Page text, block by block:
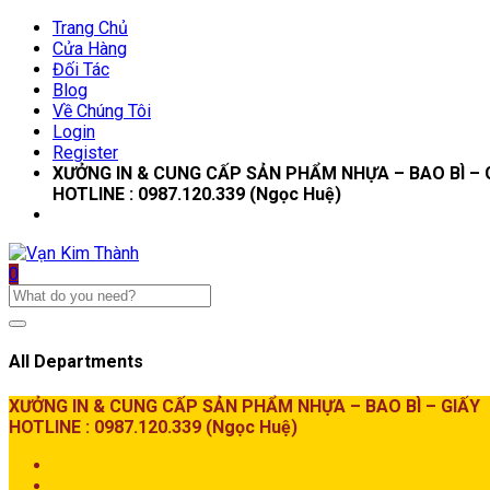
Trang Chủ
Cửa Hàng
Đối Tác
Blog
Về Chúng Tôi
Login
Register
XƯỞNG IN & CUNG CẤP SẢN PHẨM NHỰA – BAO BÌ –
HOTLINE : 0987.120.339 (Ngọc Huệ)
0
All Departments
XƯỞNG IN & CUNG CẤP SẢN PHẨM NHỰA – BAO BÌ – GIẤY
HOTLINE : 0987.120.339 (Ngọc Huệ)